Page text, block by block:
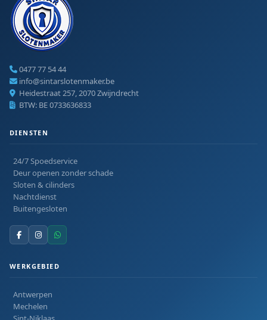
0477 77 54 44
info@sintarslotenmaker.be
Heidestraat 257, 2070 Zwijndrecht
BTW: BE 0733636833
DIENSTEN
24/7 Spoedservice
Deur openen zonder schade
Sloten & cilinders
Nachtdienst
Buitengesloten
WERKGEBIED
Antwerpen
Mechelen